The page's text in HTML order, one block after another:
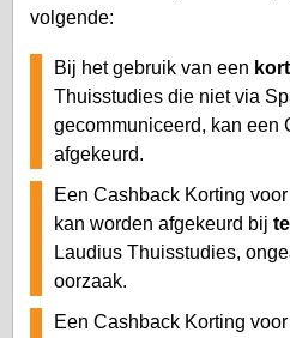
volgende:
Bij het gebruik van een
Thuisstudies die niet via
gecommuniceerd, kan een
afgekeurd.
Een Cashback Korting
kan worden afgekeurd bij
Laudius Thuisstudies,
oorzaak.
Een Cashback Korting